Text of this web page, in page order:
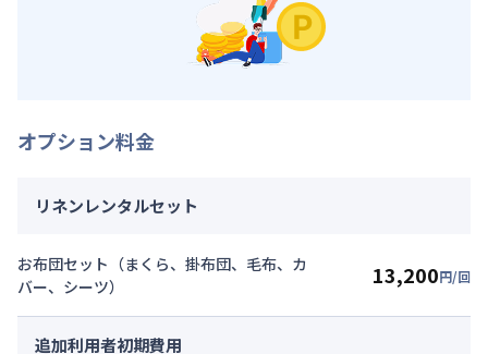
オプション料金
リネンレンタルセット
お布団セット（まくら、掛布団、毛布、カ
バー、シーツ）
13,200円/回
追加利用者初期費用